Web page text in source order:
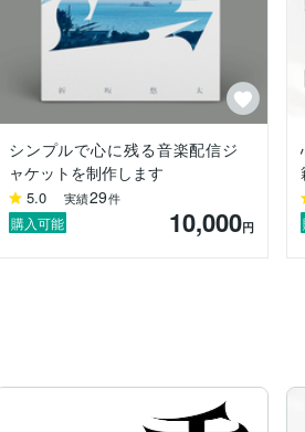
いただきます。
い。
います。
、ご理解のほど何卒よろしくお願いいた
きます）
シンプルで心に残る音楽配信ジ
ャケットを制作します
5.0 実績29件
購入可能 10,000円